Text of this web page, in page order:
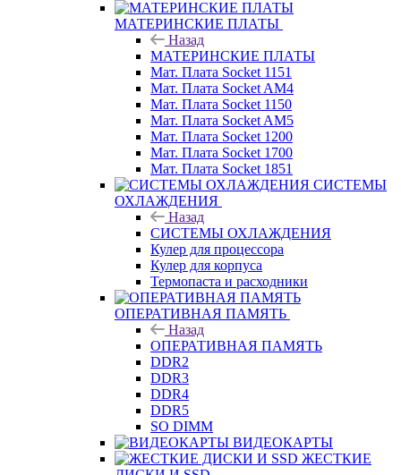
МАТЕРИНСКИЕ ПЛАТЫ
Назад
МАТЕРИНСКИЕ ПЛАТЫ
Мат. Плата Socket 1151
Мат. Плата Socket AM4
Мат. Плата Socket 1150
Мат. Плата Socket AM5
Мат. Плата Socket 1200
Мат. Плата Socket 1700
Мат. Плата Socket 1851
СИСТЕМЫ
ОХЛАЖДЕНИЯ
Назад
СИСТЕМЫ ОХЛАЖДЕНИЯ
Кулер для процессора
Кулер для корпуса
Термопаста и расходники
ОПЕРАТИВНАЯ ПАМЯТЬ
Назад
ОПЕРАТИВНАЯ ПАМЯТЬ
DDR2
DDR3
DDR4
DDR5
SO DIMM
ВИДЕОКАРТЫ
ЖЕСТКИЕ